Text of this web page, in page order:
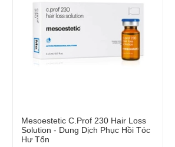
Mesoestetic C.Prof 230 Hair Loss
Solution - Dung Dịch Phục Hồi Tóc
Hư Tổn